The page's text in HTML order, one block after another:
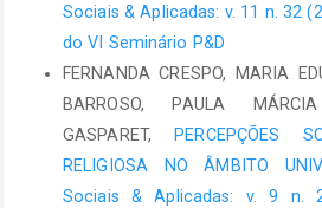
Sociais & Aplicadas: v. 11 n. 32
do VI Seminário P&D
FERNANDA CRESPO, MARIA
BARROSO, PAULA
GASPARET,
PERCEPÇÕES
RELIGIOSA NO ÂMBITO
Sociais & Aplicadas: v. 9 n.